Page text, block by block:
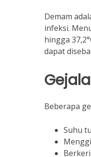
Demam
infeksi.
hingga
dapat
Beberapa
Suhu